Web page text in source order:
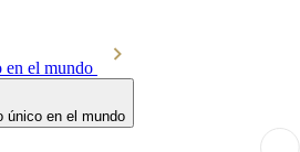
el mundo
único en el mundo